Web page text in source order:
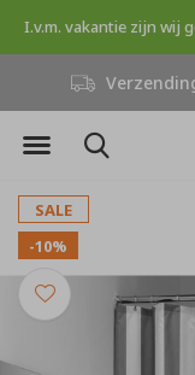
Verzending
SALE
-10%